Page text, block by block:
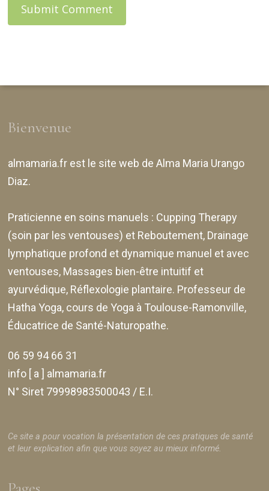
Bienvenue
almamaria.fr est le site web deAlma Maria Urango
Diaz.
Praticienne en soins manuels : Cupping Therapy
(soin par les ventouses) et Reboutement, Drainage
lymphatique profond et dynamique manuel et avec
ventouses, Massages bien-être intuitif et
ayurvédique, Réflexologie plantaire. Professeur de
Hatha Yoga, cours de Yoga à Toulouse-Ramonville,
Éducatrice de Santé-Naturopathe.
06 59 94 66 31
info [ a ] almamaria.fr
N° Siret 79998983500043 / E.I.
Ce site a pour vocation la présentation de ces pratiques de santé
et leur explication afin que vous soyez au mieux informé.